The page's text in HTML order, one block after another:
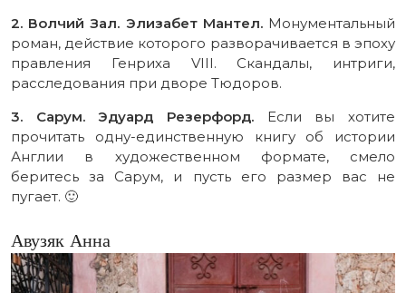
2. Волчий Зал. Элизабет Мантел.Монументальный
роман, действие которого разворачивается в эпоху
правления Генриха VIII. Скандалы, интриги,
расследования при дворе Тюдоров.
3. Сарум. Эдуард Резерфорд. Если вы хотите
прочитать одну-единственную книгу об истории
Англии в художественном формате, смело
беритесь за Сарум, и пусть его размер вас не
пугает. 🙂
Авузяк Анна